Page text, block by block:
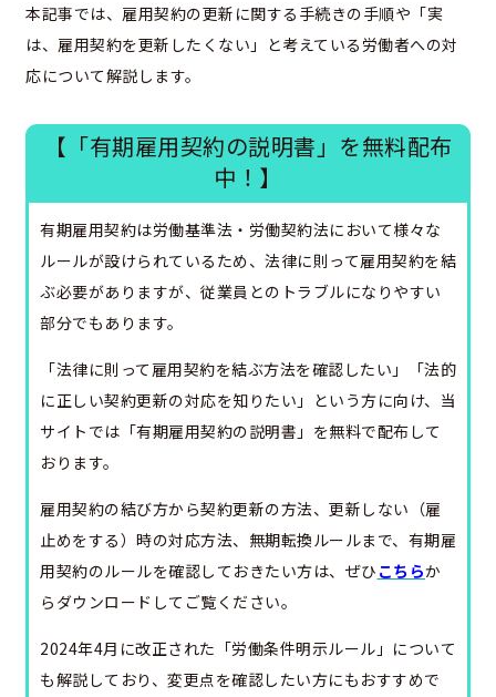
本記事では、雇用契約の更新に関する手続きの手順や「実
は、雇用契約を更新したくない」と考えている労働者への対
応について解説します。
【「有期雇用契約の説明書」を無料配布
中！】
有期雇用契約は労働基準法・労働契約法において様々な
ルールが設けられているため、法律に則って雇用契約を結
ぶ必要がありますが、従業員とのトラブルになりやすい
部分でもあります。
「法律に則って雇用契約を結ぶ方法を確認したい」「法的
に正しい契約更新の対応を知りたい」という方に向け、当
サイトでは「有期雇用契約の説明書」を無料で配布して
おります。
雇用契約の結び方から契約更新の方法、更新しない（雇
止めをする）時の対応方法、無期転換ルールまで、有期雇
用契約のルールを確認しておきたい方は、ぜひ こちらか
らダウンロードしてご覧ください。
2024年4月に改正された「労働条件明示ルール」について
も解説しており、変更点を確認したい方にもおすすめで